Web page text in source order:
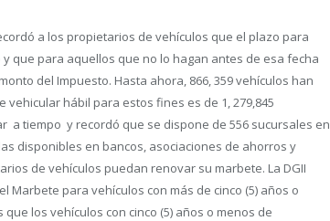
a los propietarios de vehículos que el plazo para
que para aquellos que no lo hagan antes de esa fecha
del Impuesto. Hasta ahora, 866, 359 vehículos han
hábil para estos fines es de 1, 279,845
a tiempo y recordó que se dispone de 556 sucursales en
disponibles en bancos, asociaciones de ahorros y
de vehículos puedan renovar su marbete. La DGII
para vehículos con más de cinco (5) años o
los vehículos con cinco (5) años o menos de